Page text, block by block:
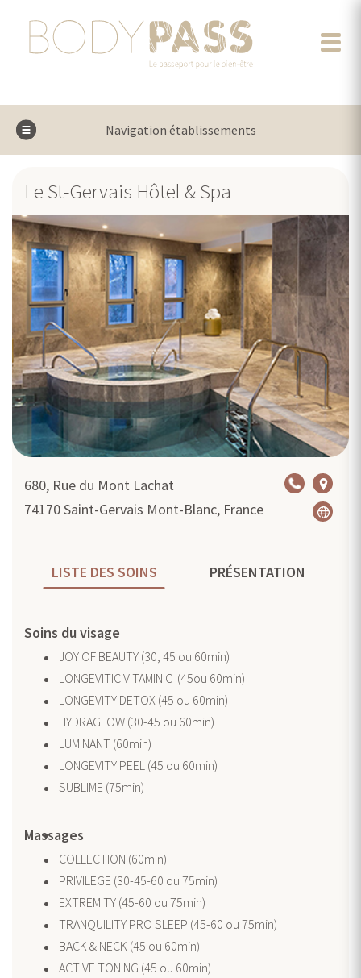
Navigation établissements
Le St-Gervais Hôtel & Spa
680, Rue du Mont Lachat
74170Saint-Gervais Mont-Blanc, France
LISTE DES SOINS PRÉSENTATION
Soins du visage
JOY OF BEAUTY (30, 45 ou 60min)
LONGEVITIC VITAMINIC (45ou 60min)
LONGEVITY DETOX (45 ou 60min)
HYDRAGLOW (30-45 ou 60min)
LUMINANT (60min)
LONGEVITY PEEL (45 ou 60min)
SUBLIME (75min)
Massages
COLLECTION (60min)
PRIVILEGE (30-45-60 ou 75min)
EXTREMITY (45-60 ou 75min)
TRANQUILITY PRO SLEEP (45-60 ou 75min)
BACK & NECK (45 ou 60min)
ACTIVE TONING (45 ou 60min)